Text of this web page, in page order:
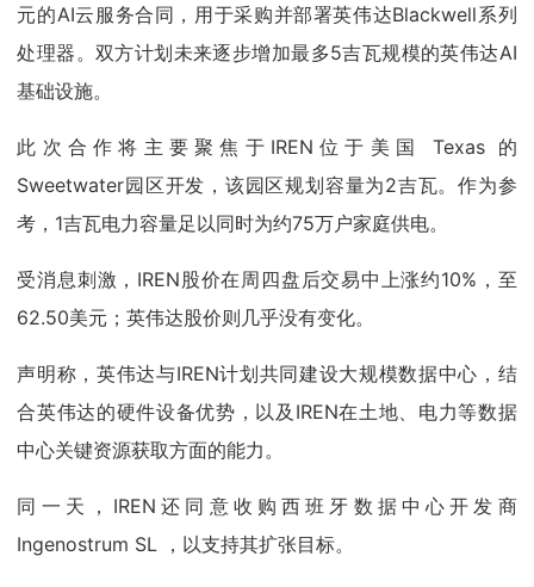
元的AI云服务合同，用于采购并部署英伟达Blackwell系列
处理器。双方计划未来逐步增加最多5吉瓦规模的英伟达AI
基础设施。
此次合作将主要聚焦于IREN位于美国 Texas 的
Sweetwater园区开发，该园区规划容量为2吉瓦。作为参
考，1吉瓦电力容量足以同时为约75万户家庭供电。
受消息刺激，IREN股价在周四盘后交易中上涨约10%，至
62.50美元；英伟达股价则几乎没有变化。
声明称，英伟达与IREN计划共同建设大规模数据中心，结
合英伟达的硬件设备优势，以及IREN在土地、电力等数据
中心关键资源获取方面的能力。
同一天，IREN还同意收购西班牙数据中心开发商
Ingenostrum SL ，以支持其扩张目标。